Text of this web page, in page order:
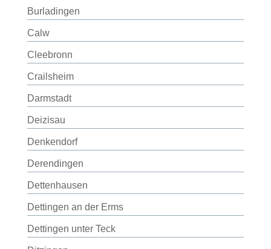
Burladingen
Calw
Cleebronn
Crailsheim
Darmstadt
Deizisau
Denkendorf
Derendingen
Dettenhausen
Dettingen an der Erms
Dettingen unter Teck